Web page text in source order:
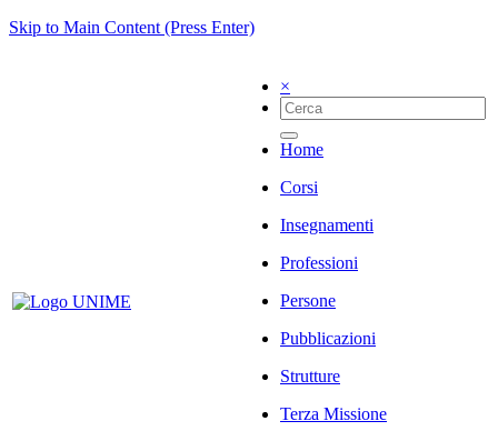
Skip to Main Content (Press Enter)
×
Home
Corsi
Insegnamenti
Professioni
Persone
Pubblicazioni
Strutture
Terza Missione